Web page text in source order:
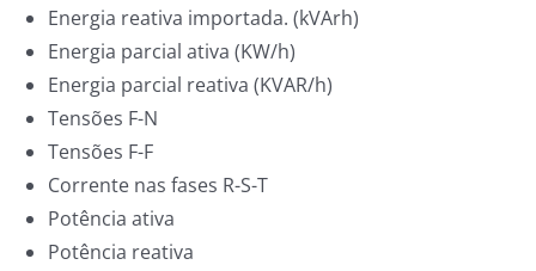
Energia reativa importada. (kVArh)
Energia parcial ativa (KW/h)
Energia parcial reativa (KVAR/h)
Tensões F-N
Tensões F-F
Corrente nas fases R-S-T
Potência ativa
Potência reativa